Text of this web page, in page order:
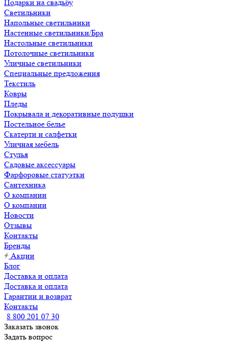
Подарки на свадьбу
Светильники
Напольные светильники
Настенные светильники/Бра
Настольные светильники
Потолочные светильники
Уличные светильники
Специальные предложения
Текстиль
Ковры
Пледы
Покрывала и декоративные подушки
Постельное белье
Скатерти и салфетки
Уличная мебель
Стулья
Садовые аксессуары
Фарфоровые статуэтки
Сантехника
О компании
О компании
Новости
Отзывы
Контакты
Бренды
Акции
Блог
Доставка и оплата
Доставка и оплата
Гарантии и возврат
Контакты
8 800 201 07 30
Заказать звонок
Задать вопрос